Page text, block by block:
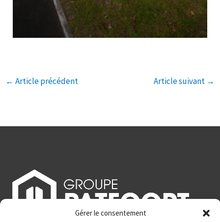
Gérer le consentement
← Article précédent Article suivant →